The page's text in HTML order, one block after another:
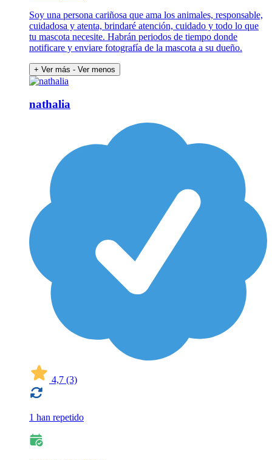
Soy una persona cariñosa que ama los animales, responsable,
cuidadosa y atenta, brindaré atención, cuidado y todo lo que
tu mascota necesite. Habrán periodos de tiempo donde
notificare y enviare fotografía de la mascota a su dueño.
+ Ver más - Ver menos
nathalia
4,7 (3)
1 han repetido